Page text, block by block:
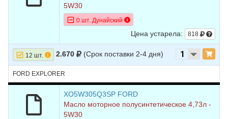
FORD EXPLORER
EXPLORER 2006 V8 4.6L
38 FORD EXPLORER
39 FORD EXPLORER
FORD EXPLORER 2004 V8 4.6L
EXPLORER
5W30
0 шт. Дунайский
Цена устарела: 818
12 шт. 2.670 (Срок поставки 2-4 дня)
FORD EXPLORER
XO5W305Q3SP FORD
Масло моторное полусинтетическое 4,73л -
5W30